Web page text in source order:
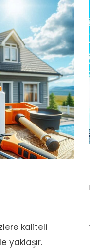
kaliteli
yaklaşır.